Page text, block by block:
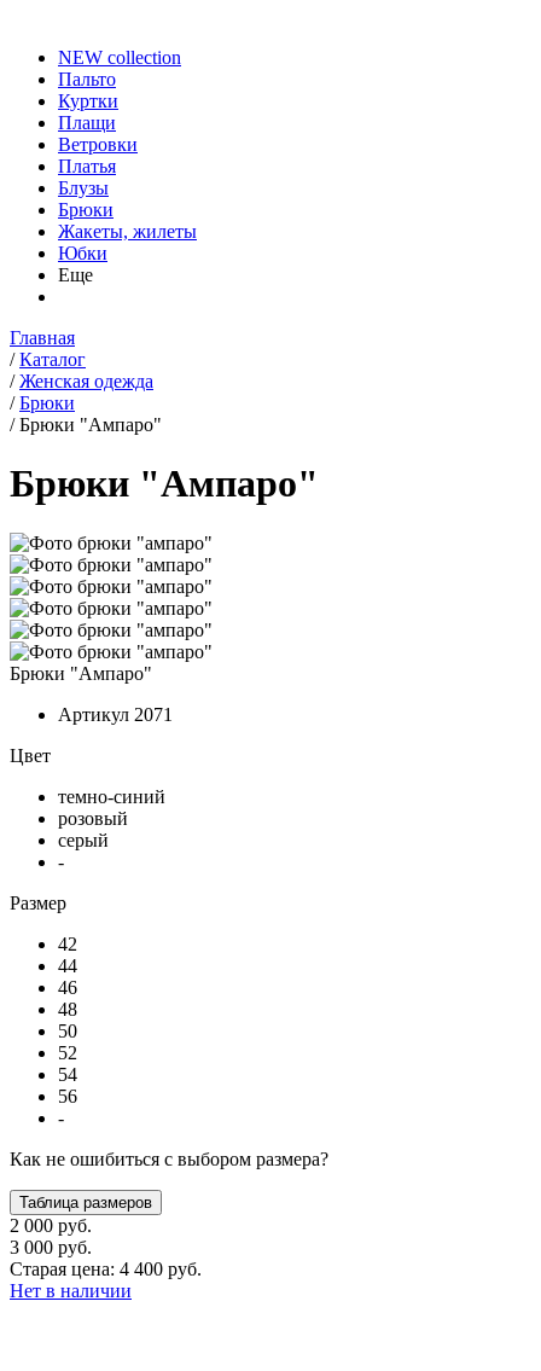
NEW collection
Пальто
Куртки
Плащи
Ветровки
Платья
Блузы
Брюки
Жакеты, жилеты
Юбки
Еще
Главная
/ Каталог
/ Женская одежда
/ Брюки
/ Брюки "Ампаро"
Брюки "Ампаро"
Брюки "Ампаро"
Артикул 2071
Цвет
темно-синий
розовый
серый
-
Размер
42
44
46
48
50
52
54
56
-
Как не ошибиться с выбором размера?
Таблица размеров
2 000 руб.
3 000 руб.
Старая цена: 4 400 руб.
Нет в наличии